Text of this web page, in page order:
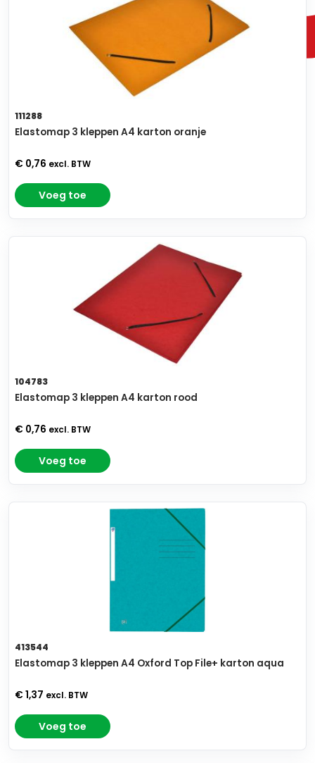
111288
Elastomap 3 kleppen A4 karton oranje
€ 0,76 excl. BTW
Voeg toe
104783
Elastomap 3 kleppen A4 karton rood
€ 0,76 excl. BTW
Voeg toe
413544
Elastomap 3 kleppen A4 Oxford Top File+ karton aqua
€ 1,37 excl. BTW
Voeg toe